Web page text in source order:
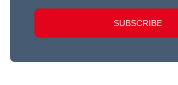
SUBSCRIBE